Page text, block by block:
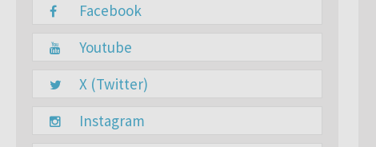
Facebook
Youtube
X (Twitter)
Instagram